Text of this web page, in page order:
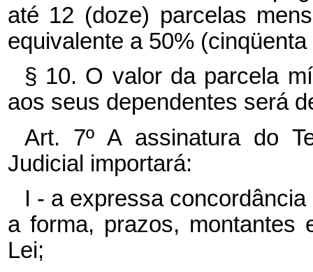
até 12 (doze) parcelas
equivalente a 50%
§ 10. O valor da parcela
aos seus dependentes será
Art. 7º A assinatura do
Judicial importará:
I - a expressa
a forma, prazos, montantes
Lei;